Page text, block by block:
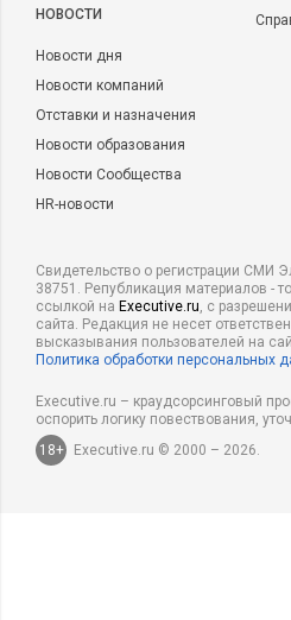
НОВОСТИ
Новости дня
Новости компаний
Отставки и назначения
Новости образования
Новости Сообщества
HR-новости
Свидетельство о регистрации СМИ
38751. Републикация материалов -
ссылкой на Executive.ru, с
сайта. Редакция не несет
высказывания пользователей на
Политика обработки персональных
Executive.ru – краудсорсинговый
оспорить логику повествования,
18+
Executive.ru © 2000 – 2026.